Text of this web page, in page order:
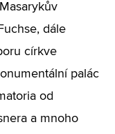
dále
církve
palác
od
a mnoho